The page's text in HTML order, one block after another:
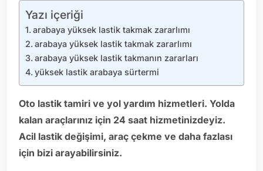
Yazı içeriği
arabaya yüksek lastik takmak zararlımı
arabaya yüksek lastik takmak zararlımı
arabaya yüksek lastik takmanın zararları
yüksek lastik arabaya sürtermi
Oto lastik tamiri ve yol yardım hizmetleri. Yolda
kalan araçlarınız için 24 saat hizmetinizdeyiz.
Acil lastik değişimi, araç çekme ve daha fazlası
için bizi arayabilirsiniz.